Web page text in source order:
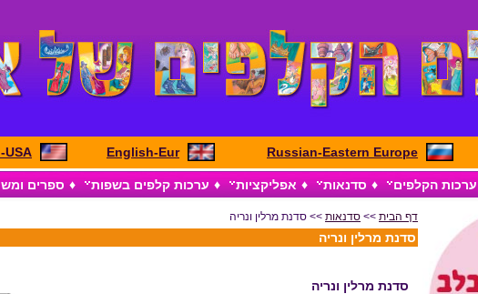
Russian-Eastern Europe
English-Eur
USA
ערכות הקלפים ♦ סדנאות ♦ אפליקציות ♦ ערכות קלפים בשפות ♦ ספרים
דף הבית >> סדנאות >> סדנת מרלין ונריה
סדנת מרלין ונריה
סדנת מרלין ונריה